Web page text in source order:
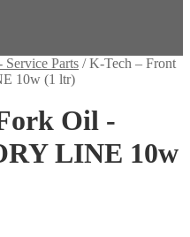
Parts /K-Tech – Front
10w (1 ltr)
Oil -
LINE 10w